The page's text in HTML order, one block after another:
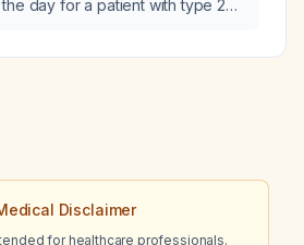
day for a patient with type 2
Disclaimer
for healthcare professionals.